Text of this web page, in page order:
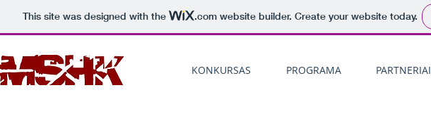
This site was designed with the .comwebsite builder. Create your website today.
KONKURSAS PROGRAMA PARTNERIAI